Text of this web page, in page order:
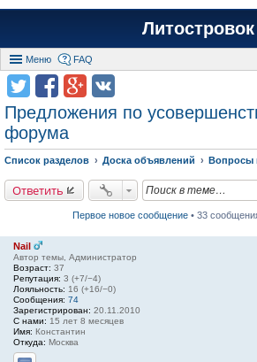
Литостровок
Меню FAQ
Предложения по
форума
Список разделов Доска объявлений Вопросы
Ответить
Первое новое сообщение • 33
Nail
Автор темы, Администратор
Возраст: 37
Репутация: 3 (+7/−4)
Лояльность: 16 (+16/−0)
Сообщения: 74
Зарегистрирован: 20.11.2010
С нами: 15 лет 8 месяцев
Имя: Константин
Откуда: Москва